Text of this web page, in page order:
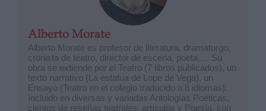
Alberto Morate
Alberto Morate es profesor de literatura, dramaturgo,
cronista de teatro, director de escena, poeta,… Su
obra se extiende por el Teatro (7 libros publicados), un
texto narrativo (La estatua de Lope de Vega), un
Ensayo (Teatro en el colegio traducido a 8 idiomas).
Incluido en diversas y variadas Antologías Poéticas,
cientos de reseñas teatrales, artículos y Poesía, con